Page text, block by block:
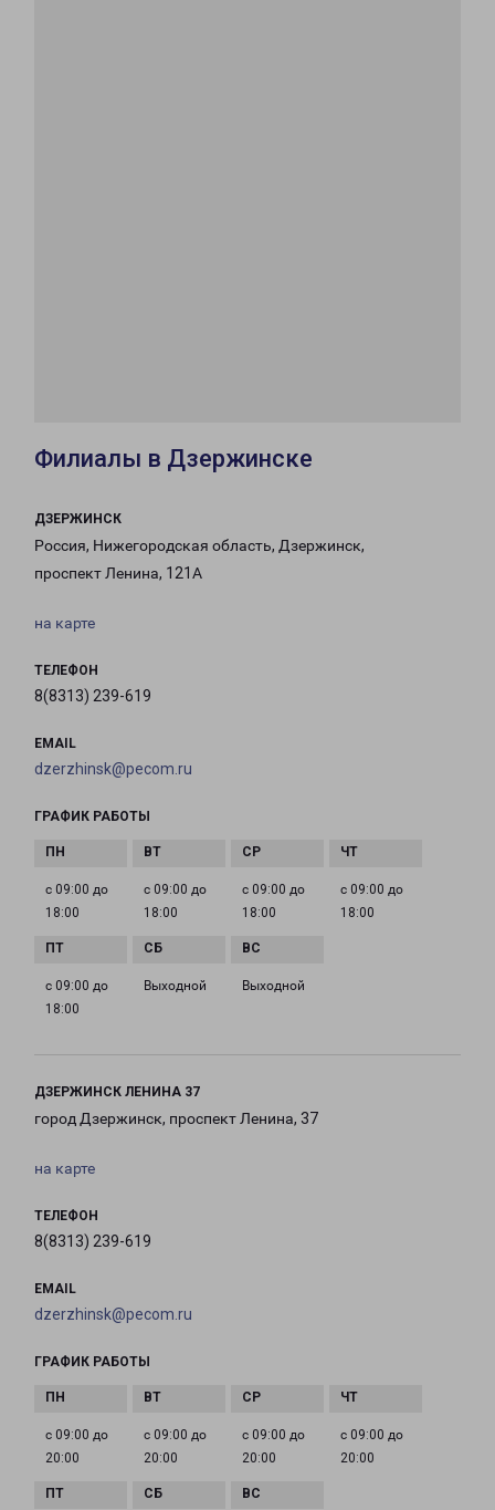
Филиалы в Дзержинске
ДЗЕРЖИНСК
Россия, Нижегородская область, Дзержинск,
проспект Ленина, 121А
на карте
ТЕЛЕФОН
8(8313) 239-619
EMAIL
dzerzhinsk@pecom.ru
ГРАФИК РАБОТЫ
с 09:00 до
18:00
с 09:00 до
18:00
с 09:00 до
18:00
с 09:00 до
18:00
с 09:00 до
18:00
Выходной Выходной
ДЗЕРЖИНСК ЛЕНИНА 37
город Дзержинск, проспект Ленина, 37
на карте
ТЕЛЕФОН
8(8313) 239-619
EMAIL
dzerzhinsk@pecom.ru
ГРАФИК РАБОТЫ
с 09:00 до
20:00
с 09:00 до
20:00
с 09:00 до
20:00
с 09:00 до
20:00